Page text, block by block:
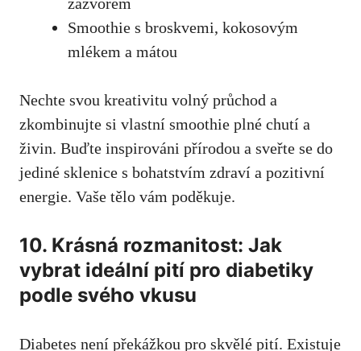
Smoothie‌ s‌ broskvemi, kokosovým
mlékem a mátou
Nechte svou ‍kreativitu volný⁤ průchod a
zkombinujte ‍si vlastní smoothie⁤ plné chutí a
živin. Buďte inspirováni přírodou a sveřte⁣ se do
jediné sklenice s bohatstvím zdraví a pozitivní
energie. Vaše tělo⁣ vám poděkuje.
10. Krásná rozmanitost: Jak
⁤vybrat ideální pití pro diabetiky
podle svého vkusu
Diabetes není⁤ překážkou ‍pro skvělé pití. ​Existuje